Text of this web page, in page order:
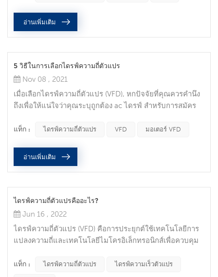
พลังงานและความยืดหยุ่นในการออกแบบมีความสำคัญ. ความ
อ่านเพิ่มเติม
5 วิธีในการเลือกไดรฟ์ความถี่ตัวแปร
Nov 08 , 2021
เมื่อเลือกไดรฟ์ความถี่ตัวแปร (VFD), หกปัจจัยที่คุณควรคำนึง
ถึงเพื่อให้แน่ใจว่าคุณระบุถูกต้อง ac ไดรฟ์ สำหรับการสมัคร
การเลือก VFD คือการทำให้แน่ใจว่าไดรฟ์สามารถรองรับความ
มอเตอร์สำหรับข้อกำหนดกระแสไฟโหลดแบบเต็ม, จากนั้นหา
แท็ก : ไดรฟ์ความถี่ตัวแปร VFD มอเตอร์ VFD
อ่านเพิ่มเติม
ไดรฟ์ความถี่ตัวแปรคืออะไร?
Jun 16 , 2022
ไดรฟ์ความถี่ตัวแปร (VFD) คือการประยุกต์ใช้เทคโนโลยีการ
แปลงความถี่และเทคโนโลยีไมโครอิเล็กทรอนิกส์เพื่อควบคุม
ความถี่และแอมพลิจูดของแหล่งจ่ายไฟที่ใช้งานของมอเตอร์
แท็ก : ไดรฟ์ความถี่ตัวแปร ไดรฟ์ความเร็วตัวแปร